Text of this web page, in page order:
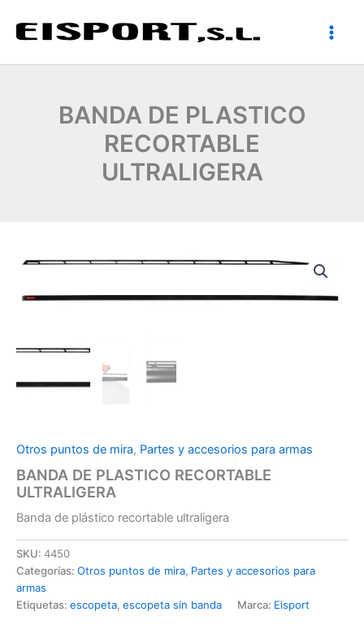
BANDA DE PLASTICO
RECORTABLE
ULTRALIGERA
Otros puntos de mira, Partes y accesorios para armas
BANDA DE PLASTICO RECORTABLE
ULTRALIGERA
Banda de plástico recortable ultraligera
SKU: 4450
Categorías: Otros puntos de mira, Partes y accesorios para
armas
Etiquetas: escopeta, escopeta sin banda Marca: Eisport